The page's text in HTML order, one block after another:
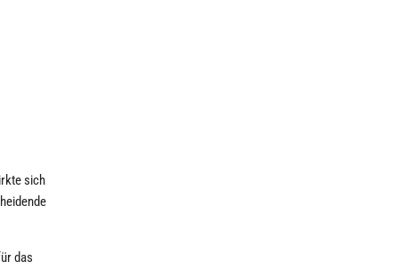
sich
das